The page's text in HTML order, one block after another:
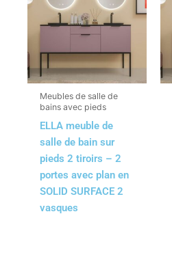
Meubles de salle de
bains avec pieds
ELLA meuble de
salle de bain sur
pieds 2 tiroirs – 2
portes avec plan en
SOLID SURFACE 2
vasques